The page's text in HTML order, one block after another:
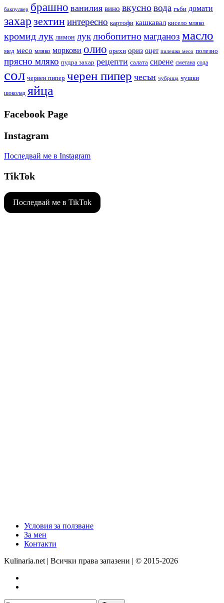
бакпулвер брашно ванилия вино вкусновода гъби домати
захар зехтининтересно картофи кашкавал кисело мляко
кромид лук лимон луклюбопитномагданоз масло
мед месо мляко моркови олио орехи ориз оцет пилешко месо полезно
прясно мляко пудра захар рецепти салата сирене сметана сода
сол червен пипер черен пипер чесън чубрица чушки
шоколад яйца
Facebook Page
Instagram
Последвай ме в Instagram
TikTok
Последвай ме в TikTok
Условия за ползване
За мен
Контакти
Kulinaria.net | Всички права запазени | © 2015-2026